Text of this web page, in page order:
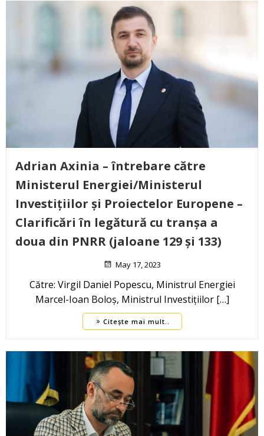
Adrian Axinia – întrebare către
Ministerul Energiei/Ministerul
Investițiilor și Proiectelor Europene –
Clarificări în legătură cu tranșa a
doua din PNRR (jaloane 129 și 133)
May 17, 2023
Către: Virgil Daniel Popescu, Ministrul Energiei
Marcel-Ioan Boloș, Ministrul Investițiilor […]
Citește mai mult..